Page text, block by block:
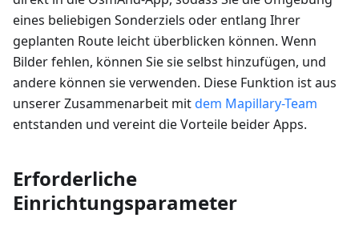
eines beliebigen Sonderziels oder entlang Ihrer
geplanten Route leicht überblicken können. Wenn
Bilder fehlen, können Sie sie selbst hinzufügen, und
andere können sie verwenden. Diese Funktion ist aus
unserer Zusammenarbeit mitdem Mapillary-Team
entstanden und vereint die Vorteile beider Apps.
Erforderliche
Einrichtungsparameter